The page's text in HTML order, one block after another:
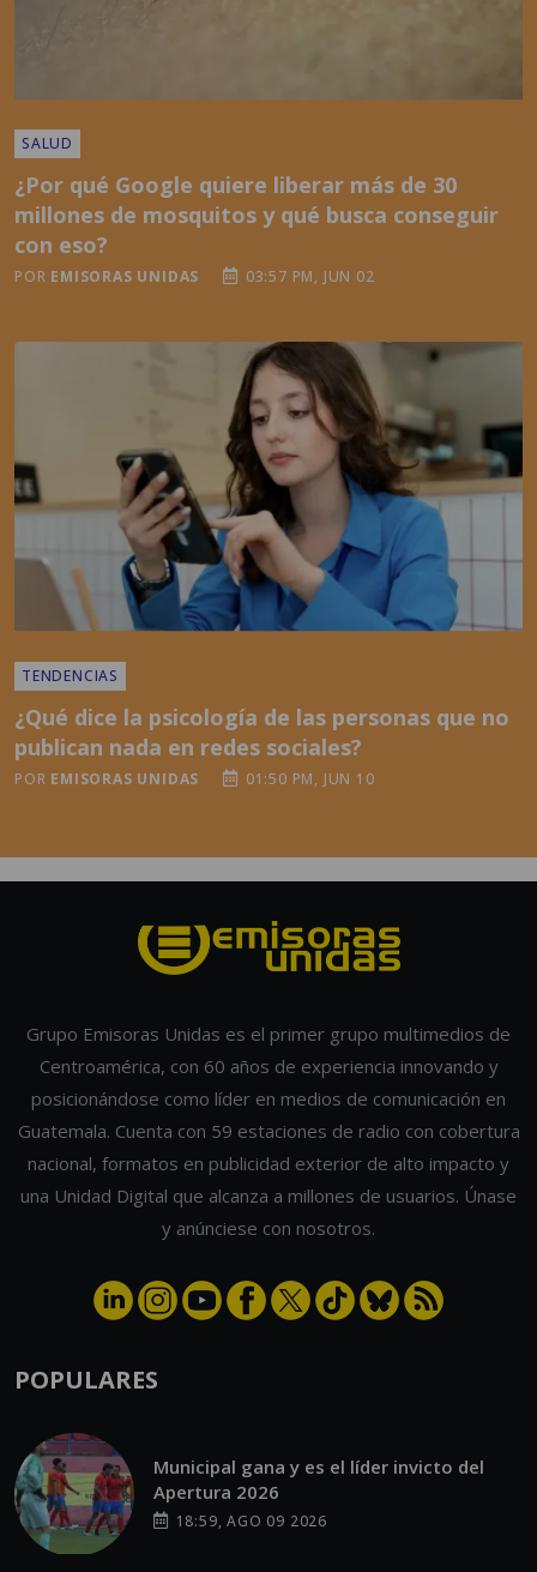
millones de mosquitos y qué busca conseguir
con eso?
POREMISORAS UNIDAS 03:57 PM, JUN 02
TENDENCIAS
publican nada en redes sociales?
POR EMISORAS UNIDAS 01:50 PM, JUN 10
Grupo Emisoras Unidas es el primer grupo multimedios de
posicionándose como líder en medios de comunicación en
Guatemala. Cuenta con 59 estaciones de radio con cobertura
nacional, formatos en publicidad exterior de alto impacto y
una Unidad Digital que alcanza a millones de usuarios. Únase
y anúnciese con nosotros.
POPULARES
Municipal gana y es el líder invicto del